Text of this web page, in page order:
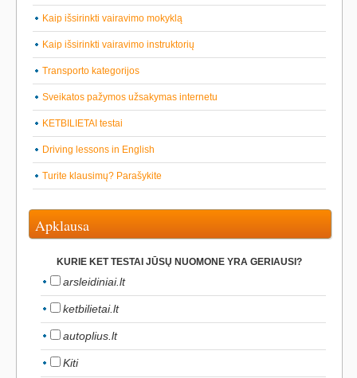
Kaip išsirinkti vairavimo mokyklą
Kaip išsirinkti vairavimo instruktorių
Transporto kategorijos
Sveikatos pažymos užsakymas internetu
KETBILIETAI testai
Driving lessons in English
Turite klausimų? Parašykite
Apklausa
KURIE KET TESTAI JŪSŲ NUOMONE YRA GERIAUSI?
arsleidiniai.lt
ketbilietai.lt
autoplius.lt
Kiti